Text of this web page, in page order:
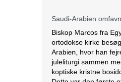
Biskop Marcos fra
ortodokse kirke
Arabien, hvor han
juleliturgi sammen
koptiske kristne
Dette var den første